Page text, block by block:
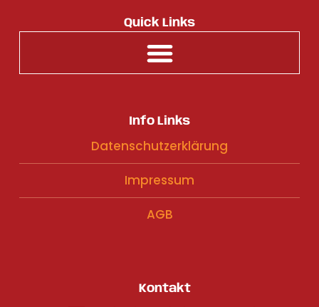
Quick Links
Info Links
Datenschutzerklärung
Impressum
AGB
Kontakt